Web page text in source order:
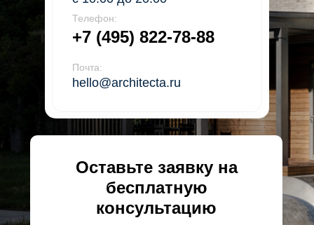
+7 (495) 822-78-88
Телефон:
Почта:
hello@architecta.ru
Оставьте заявку на
бесплатную
консультацию